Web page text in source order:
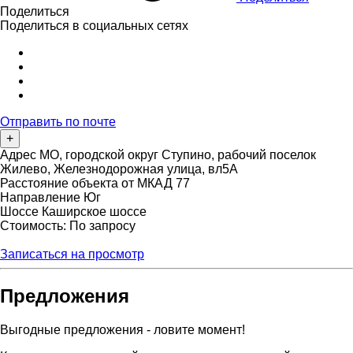
Поделиться
Поделиться в социальных сетях
Отправить по почте
+
Адрес МО, городской округ Ступино, рабочий поселок
Жилево, Железнодорожная улица, вл5А
Расстояние объекта от МКАД 77
Направление Юг
Шоссе Каширское шоссе
Стоимость: По запросу
Записаться на просмотр
Предложения
Выгодные предложения - ловите момент!